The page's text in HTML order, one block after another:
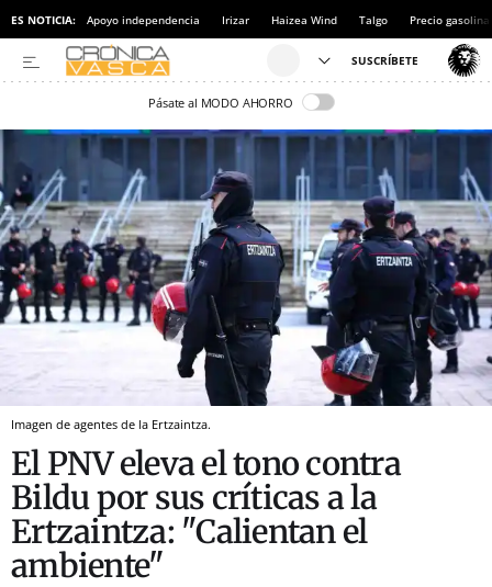
ES NOTICIA: Apoyo independencia Irizar Haizea Wind Talgo Precio gasolina
Pásate al MODO AHORRO
Imagen de agentes de la Ertzaintza.
El PNV eleva el tono contra
Bildu por sus críticas a la
Ertzaintza: "Calientan el
ambiente"